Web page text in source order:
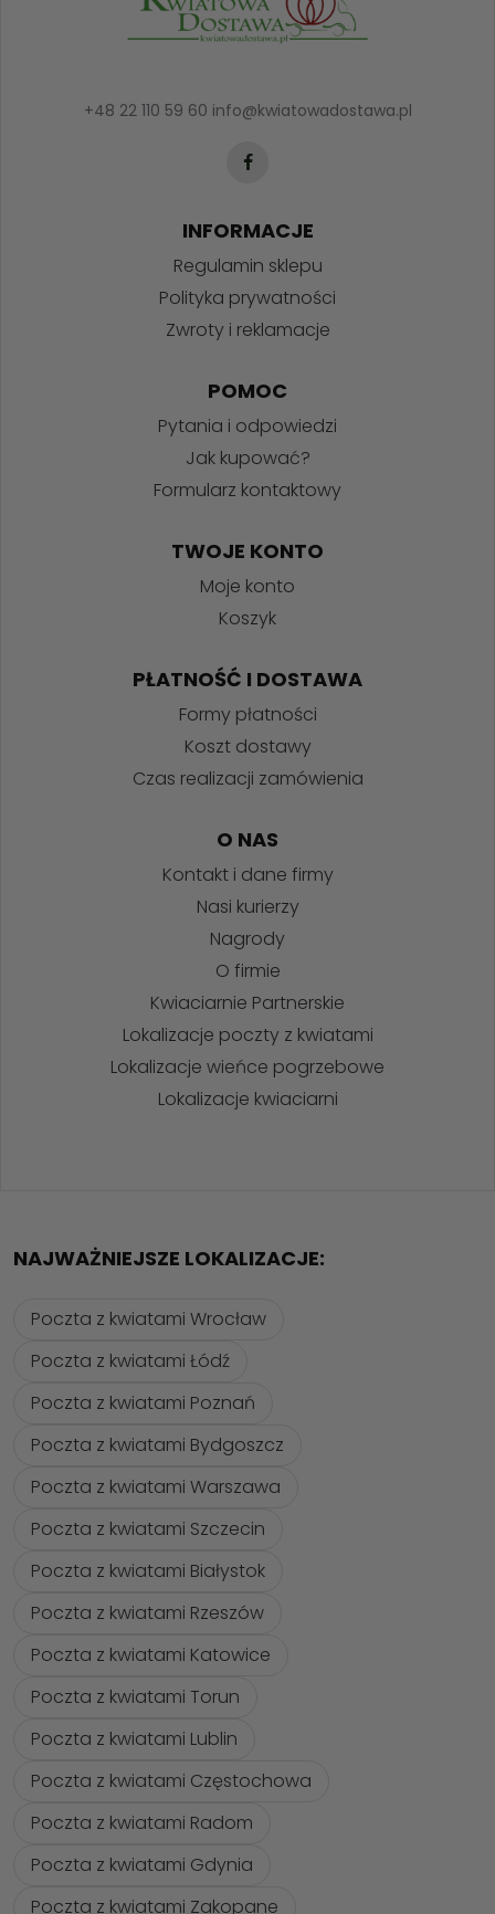
+48 22 110 59 60 info@kwiatowadostawa.pl
INFORMACJE
Regulamin sklepu
Polityka prywatności
Zwroty i reklamacje
POMOC
Pytania i odpowiedzi
Jak kupować?
Formularz kontaktowy
TWOJE KONTO
Moje konto
Koszyk
PŁATNOŚĆ I DOSTAWA
Formy płatności
Koszt dostawy
Czas realizacji zamówienia
O NAS
Kontakt i dane firmy
Nasi kurierzy
Nagrody
O firmie
Kwiaciarnie Partnerskie
Lokalizacje poczty z kwiatami
Lokalizacje wieńce pogrzebowe
Lokalizacje kwiaciarni
NAJWAŻNIEJSZE LOKALIZACJE:
Poczta z kwiatami Wrocław
Poczta z kwiatami Łódź
Poczta z kwiatami Poznań
Poczta z kwiatami Bydgoszcz
Poczta z kwiatami Warszawa
Poczta z kwiatami Szczecin
Poczta z kwiatami Białystok
Poczta z kwiatami Rzeszów
Poczta z kwiatami Katowice
Poczta z kwiatami Torun
Poczta z kwiatami Lublin
Poczta z kwiatami Częstochowa
Poczta z kwiatami Radom
Poczta z kwiatami Gdynia
Poczta z kwiatami Zakopane